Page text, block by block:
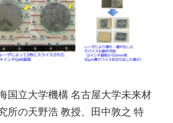
国立大学機構 名古屋大学未来材
所の天野浩 教授、田中敦之 特